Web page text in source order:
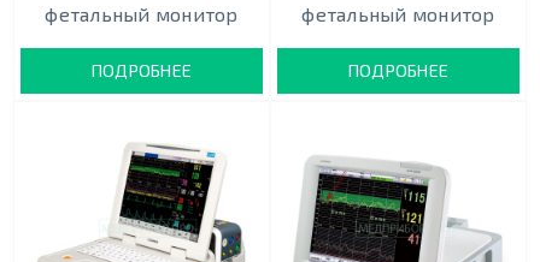
фетальный монитор
ПОДРОБНЕЕ
фетальный монитор
ПОДРОБНЕЕ